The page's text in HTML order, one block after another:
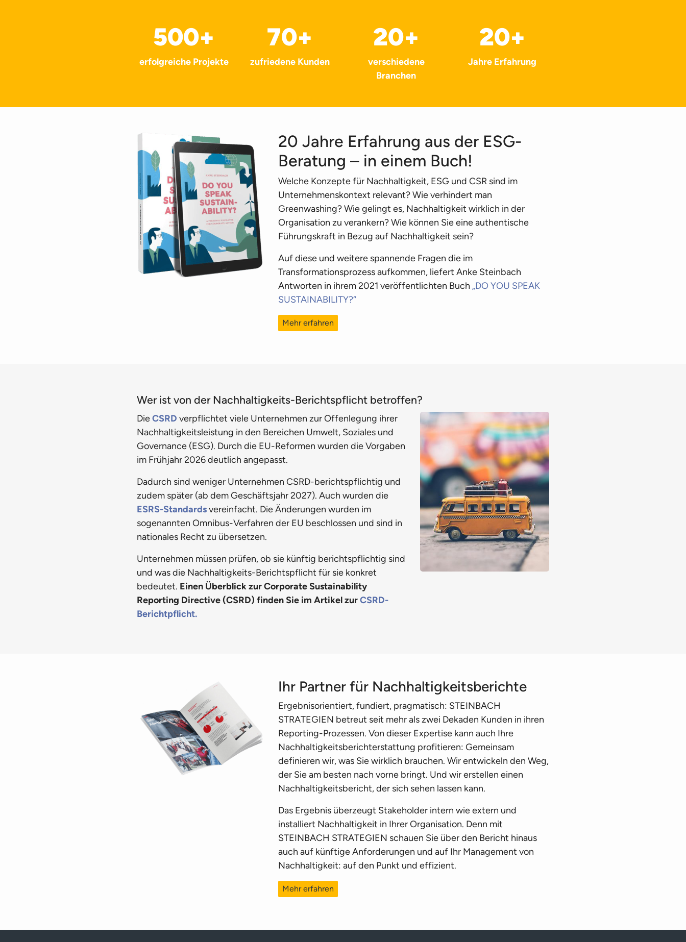
500+
erfolgreiche Projekte
70+
zufriedene Kunden
20+
verschiedene
Branchen
20+
Jahre Erfahrung
20 Jahre Erfahrung aus der ESG-
Beratung – in einem Buch!
Welche Konzepte für Nachhaltigkeit, ESG und CSR sind im
Unternehmenskontext relevant? Wie verhindert man
Greenwashing? Wie gelingt es, Nachhaltigkeit wirklich in der
Organisation zu verankern? Wie können Sie eine authentische
Führungskraft in Bezug auf Nachhaltigkeit sein?
Auf diese und weitere spannende Fragen die im
Transformationsprozess aufkommen, liefert Anke Steinbach
Antworten in ihrem 2021 veröffentlichten Buch „DO YOU SPEAK
SUSTAINABILITY?“
Mehr erfahren
Wer ist von der Nachhaltigkeits-Berichtspflicht betroffen?
DieCSRD verpflichtet viele Unternehmen zur Offenlegung ihrer
Nachhaltigkeitsleistung in den Bereichen Umwelt, Soziales und
Governance (ESG). Durch die EU-Reformen wurden die Vorgaben
im Frühjahr 2026 deutlich angepasst.
Dadurch sind weniger Unternehmen CSRD-berichtspflichtig und
zudem später (ab dem Geschäftsjahr 2027). Auch wurden die
ESRS-Standardsvereinfacht. Die Änderungen wurden im
sogenannten Omnibus-Verfahren der EU beschlossen und sind in
nationales Recht zu übersetzen.
Unternehmen müssen prüfen, ob sie künftig berichtspflichtig sind
und was die Nachhaltigkeits-Berichtspflicht für sie konkret
bedeutet. Einen Überblick zur Corporate Sustainability
Reporting Directive (CSRD) finden Sie im Artikel zurCSRD-
Berichtpflicht.
Ihr Partner für Nachhaltigkeitsberichte
Ergebnisorientiert, fundiert, pragmatisch: STEINBACH
STRATEGIEN betreut seit mehr als zwei Dekaden Kunden in ihren
Reporting-Prozessen. Von dieser Expertise kann auch Ihre
Nachhaltigkeitsberichterstattung profitieren: Gemeinsam
definieren wir, was Sie wirklich brauchen. Wir entwickeln den Weg,
der Sie am besten nach vorne bringt. Und wir erstellen einen
Nachhaltigkeitsbericht, der sich sehen lassen kann.
Das Ergebnis überzeugt Stakeholder intern wie extern und
installiert Nachhaltigkeit in Ihrer Organisation. Denn mit
STEINBACH STRATEGIEN schauen Sie über den Bericht hinaus
auch auf künftige Anforderungen und auf Ihr Management von
Nachhaltigkeit: auf den Punkt und effizient.
Mehr erfahren